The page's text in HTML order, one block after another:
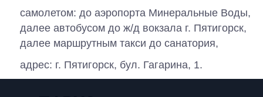
самолетом: до аэропорта Минеральные Воды,
далее автобусом до ж/д вокзала г. Пятигорск,
далее маршрутным такси до санатория,
адрес: г. Пятигорск, бул. Гагарина, 1.